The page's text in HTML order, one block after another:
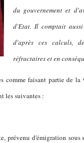
du gouvernement et
d'Etat. Il comptait
d'après ces calculs,
réfractaires et en
comme faisant partie de la
les suivantes :
prévenu d'émigration